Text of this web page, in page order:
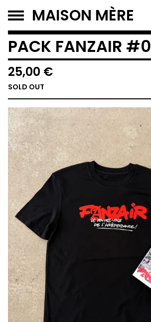
MAISON MÈRE
PACK FANZAIR #0
25,00 €
SOLD OUT